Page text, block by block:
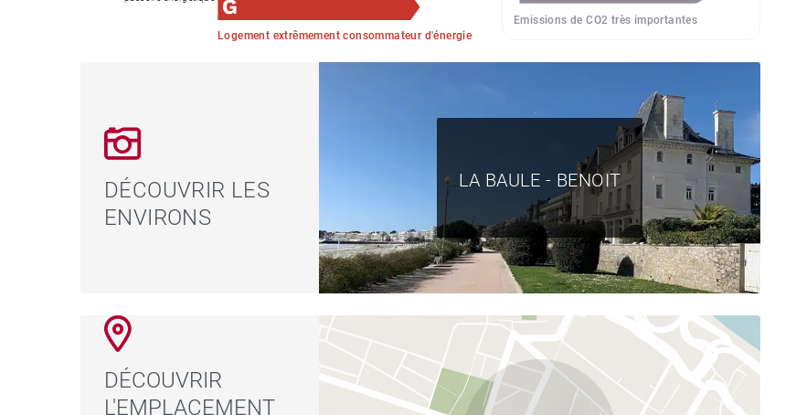
Logement extrêmement consommateur d'énergie
Emissions de CO2 très importantes
DÉCOUVRIR LES
ENVIRONS
LA BAULE - BENOIT
DÉCOUVRIR
L'EMPLACEMENT